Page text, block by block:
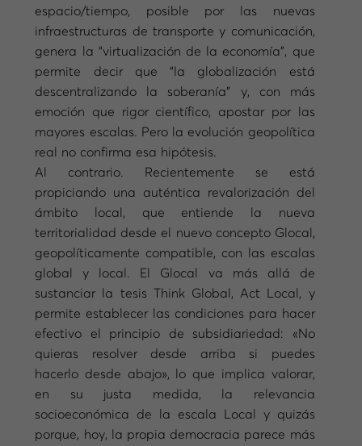
espacio/tiempo, posible por las nuevas
infraestructuras de transporte y comunicación,
genera la “virtualización de la economía”, que
permite decir que “la globalización está
descentralizando la soberanía” y, con más
emoción que rigor científico, apostar por las
mayores escalas. Pero la evolución geopolítica
real no confirma esa hipótesis.
Al contrario. Recientemente se está
propiciando una auténtica revalorización del
ámbito local, que entiende la nueva
territorialidad desde el nuevo concepto Glocal,
geopolíticamente compatible, con las escalas
global y local. El Glocal va más allá de
sustanciar la tesis Think Global, Act Local, y
permite establecer las condiciones para hacer
efectivo el principio de subsidiariedad: «No
quieras resolver desde arriba si puedes
hacerlo desde abajo», lo que implica valorar,
en su justa medida, la relevancia
socioeconómica de la escala Local y quizás
porque, hoy, la propia democracia parece más